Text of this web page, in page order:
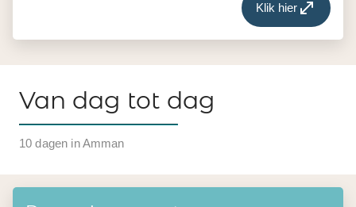
Klik hier
Van dag tot dag
10 dagen in Amman